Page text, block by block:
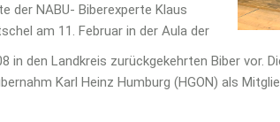
der NABU- Biberexperte Klaus
am 11. Februar in der Aula der
in den Landkreis zurückgekehrten Biber vor.
Karl Heinz Humburg (HGON) als